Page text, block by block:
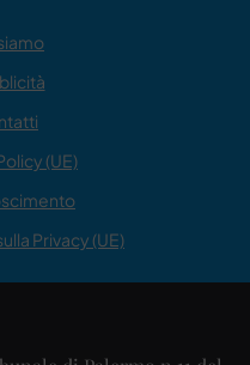
(UE)
Privacy (UE)